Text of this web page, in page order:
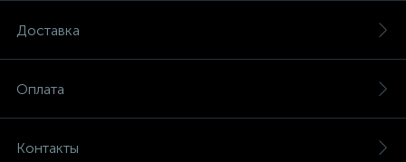
Доставка
Оплата
Контакты